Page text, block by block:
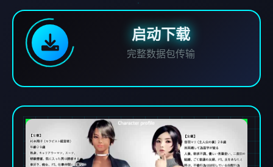
启动下载
完整数据包传输